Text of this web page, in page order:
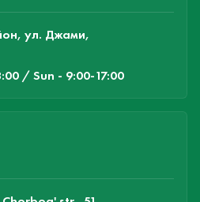
ул. Джами,
/ Sun - 9:00-17:00